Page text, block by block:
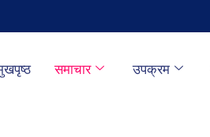
समाचार उपक्रम